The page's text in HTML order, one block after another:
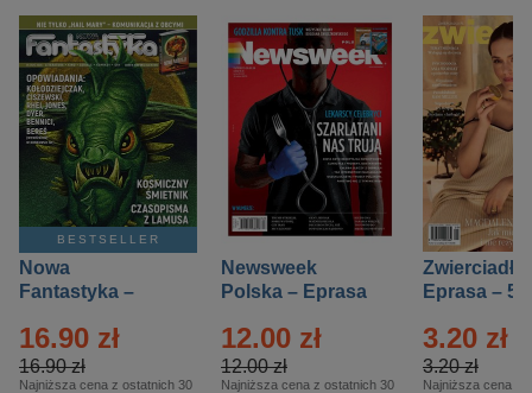
BESTSELLER
Nowa
Fantastyka –
16.90 zł
16.90 zł
Najniższa cena z ostatnich 30
Newsweek
Polska – Eprasa
12.00 zł
12.00 zł
Najniższa cena z ostatnich 30
Zwierciadło
Eprasa – 5/
3.20 zł
3.20 zł
Najniższa cena z